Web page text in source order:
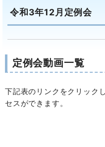
令和3年12月定例会
定例会動画一覧
下記表のリンクをクリック
セスができます。